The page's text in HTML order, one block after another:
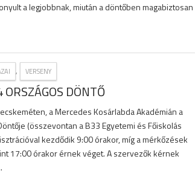
a legjobbnak, miután a döntőben magabiztosan
, VERSENY
DÖNTŐ
a Mercedes Kosárlabda Akadémián a
(összevontan a B33 Egyetemi és Főiskolás
kezdődik 9:00 órakor, míg a mérkőzések
17:00 órakor érnek véget. A szervezők kérnek